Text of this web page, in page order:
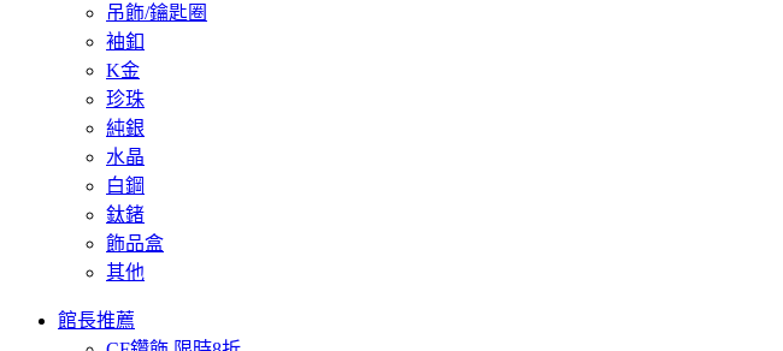
吊飾/鑰匙圈
袖釦
K金
珍珠
純銀
水晶
白鋼
鈦鍺
飾品盒
其他
館長推薦